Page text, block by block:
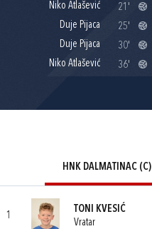
Niko Atlašević
21'
Duje Pijaca
25'
Duje Pijaca
30'
Niko Atlašević
36'
HNK DALMATINAC (C)
1
TONI KVESIĆ
Vratar